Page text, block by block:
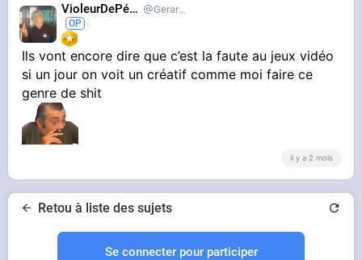
VioleurDePédo Gerardlevain
Ils vont encore dire que c’est la faute au jeux vidéo
si un jour on voit un créatif comme moi faire ce
genre de shit
il y a 2 mois
Retou à liste des sujets
Se connecter pour participer